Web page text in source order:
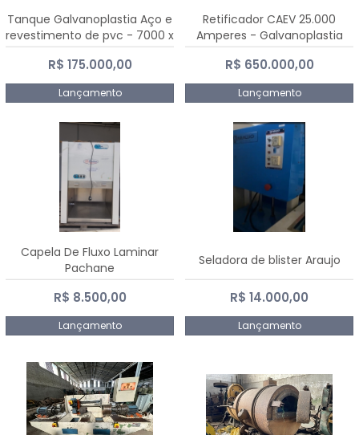
Tanque Galvanoplastia Aço e
revestimento de pvc - 7000 x
2200 mm
R$ 175.000,00
Lançamento
Retificador CAEV 25.000
Amperes - Galvanoplastia
R$ 650.000,00
Lançamento
Capela De Fluxo Laminar
Pachane
R$ 8.500,00
Lançamento
Seladora de blister Araujo
R$ 14.000,00
Lançamento